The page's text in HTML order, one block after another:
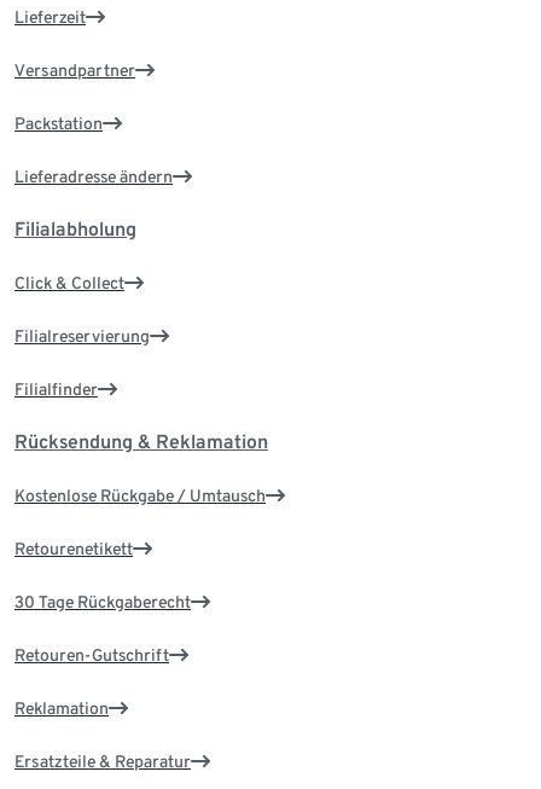
Lieferzeit
Versandpartner
Packstation
Lieferadresse ändern
Filialabholung
Click & Collect
Filialreservierung
Filialfinder
Rücksendung & Reklamation
Kostenlose Rückgabe / Umtausch
Retourenetikett
30 Tage Rückgaberecht
Retouren-Gutschrift
Reklamation
Ersatzteile & Reparatur